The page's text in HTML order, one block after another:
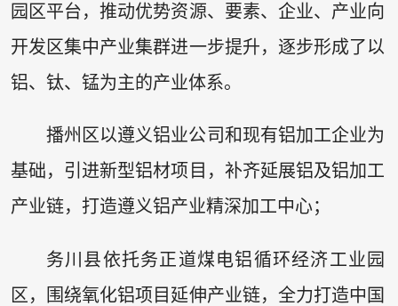
园区平台，推动优势资源、要素、企业、产业向
开发区集中产业集群进一步提升，逐步形成了以
铝、钛、锰为主的产业体系。
播州区以遵义铝业公司和现有铝加工企业为
基础，引进新型铝材项目，补齐延展铝及铝加工
产业链，打造遵义铝产业精深加工中心；
务川县依托务正道煤电铝循环经济工业园
区，围绕氧化铝项目延伸产业链，全力打造中国